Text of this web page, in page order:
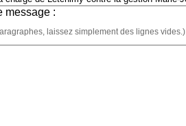
message :
laissez simplement des lignes vides.)